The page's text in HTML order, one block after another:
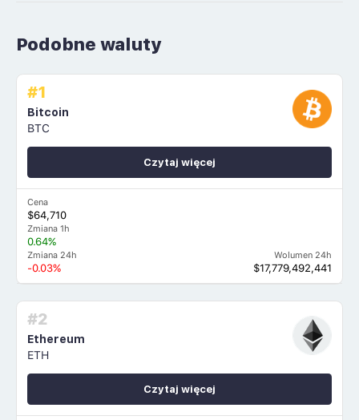
Podobne waluty
#1
Bitcoin
BTC
Cena
$64,710
Zmiana 1h
0.64%
Zmiana 24h
-0.03%
Wolumen 24h
$17,779,492,441
Czytaj więcej
#2
Ethereum
ETH
Czytaj więcej